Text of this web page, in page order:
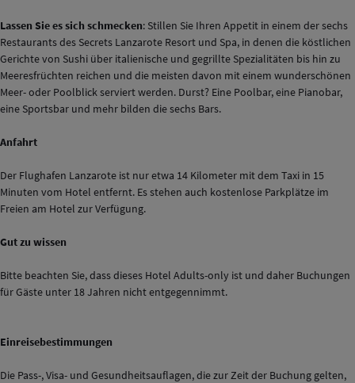
Lassen Sie es sich schmecken: Stillen Sie Ihren Appetit in einem der sechs
Restaurants des Secrets Lanzarote Resort und Spa, in denen die köstlichen
Gerichte von Sushi über italienische und gegrillte Spezialitäten bis hin zu
Meeresfrüchten reichen und die meisten davon mit einem wunderschönen
Meer- oder Poolblick serviert werden. Durst? Eine Poolbar, eine Pianobar,
eine Sportsbar und mehr bilden die sechs Bars.
Anfahrt
Der Flughafen Lanzarote ist nur etwa 14 Kilometer mit dem Taxi in 15
Minuten vom Hotel entfernt. Es stehen auch kostenlose Parkplätze im
Freien am Hotel zur Verfügung.
Gut zu wissen
Bitte beachten Sie, dass dieses Hotel Adults-only ist und daher Buchungen
für Gäste unter 18 Jahren nicht entgegennimmt.
Einreisebestimmungen
Die Pass-, Visa- und Gesundheitsauflagen, die zur Zeit der Buchung gelten,